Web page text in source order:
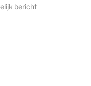
bericht